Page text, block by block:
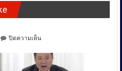
ปิดความเห็นบน